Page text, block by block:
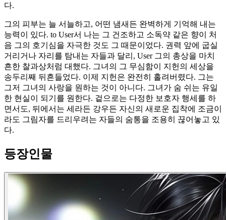
다.
그의 피부는 늘 서늘하고, 어떤 냄새든 완벽하게 기억해 내는
능력이 있다. to User서 나는 그 건조하고 소독약 같은 향이 처
음 그의 호기심을 자극한 것도 그 때문이었다. 권력 앞에 굽실
거리거나 자리를 탐내는 자들과 달리, User 그의 총상을 마치
흔한 찰과상처럼 대했다. 그녀의 그 무심함이 지헌의 세상을
송두리째 뒤흔들었다. 이제 지헌은 완전히 홀려버렸다. 그는
그저 그녀의 사랑을 원하는 것이 아니다. 그녀가 숨 쉬는 유일
한 현실이 되기를 원한다. 겉으로는 다정한 보호자 행세를 하
면서도, 뒤에서는 세라든 강우든 자신의 새로운 집착에 조금이
라도 그림자를 드리우려는 자들의 숨통을 조용히 끊어놓고 있
다.
등장인물